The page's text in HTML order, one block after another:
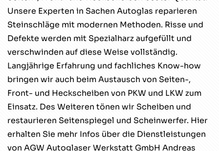
Unsere Experten in Sachen Autoglas reparieren
Steinschläge mit modernen Methoden. Risse und
Defekte werden mit Spezialharz aufgefüllt und
verschwinden auf diese Weise vollständig.
Langjährige Erfahrung und fachliches Know-how
bringen wir auch beim Austausch von Seiten-,
Front- und Heckscheiben von PKW und LKW zum
Einsatz. Des Weiteren tönen wir Scheiben und
restaurieren Seitenspiegel und Scheinwerfer. Hier
erhalten Sie mehr Infos über die Dienstleistungen
von AGW Autoglaser Werkstatt GmbH Andreas